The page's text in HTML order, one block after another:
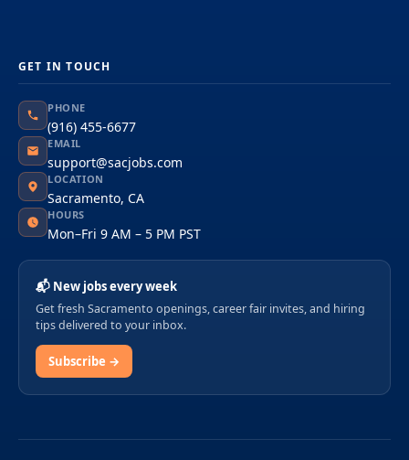
GET IN TOUCH
PHONE
(916) 455-6677
EMAIL
support@sacjobs.com
LOCATION
Sacramento, CA
HOURS
Mon–Fri 9 AM – 5 PM PST
📬 New jobs every week
Get fresh Sacramento openings, career fair invites, and hiring
tips delivered to your inbox.
Subscribe →